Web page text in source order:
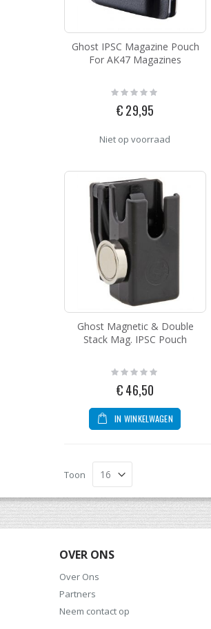
Ghost IPSC Magazine Pouch
For AK47 Magazines
Rating:
0%
€ 29,95
Niet op voorraad
Ghost Magnetic & Double
Stack Mag. IPSC Pouch
Rating:
€ 46,50
IN WINKELWAGEN
Toon
OVER ONS
Over Ons
Partners
Neem contact op